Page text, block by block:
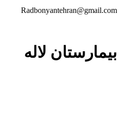
Radbonyantehran@gmail.com
بیمارستان لاله